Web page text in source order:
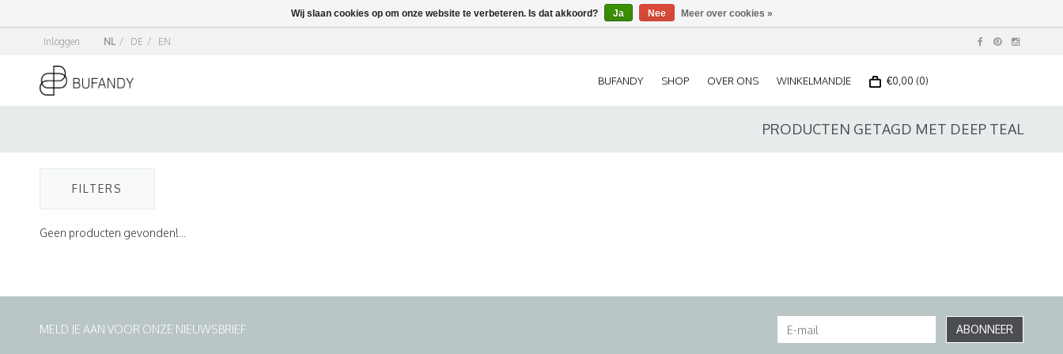
Inloggen NL / DE / EN
BUFANDY SHOP OVER ONS WINKELMANDJE €0,00 (0)
PRODUCTEN GETAGD MET DEEP TEAL
FILTERS
Geen producten gevonden!...
MELD JE AAN VOOR ONZE NIEUWSBRIEF ABONNEER
Wij slaan cookies op om onze website te verbeteren. Is dat akkoord? Ja Nee Meer over cookies »